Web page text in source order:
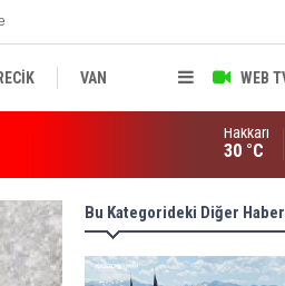
WEB
VAN
Sanayi Geleceği Masaya
Hakkari
30 °C
Bu Kategorideki Diğer